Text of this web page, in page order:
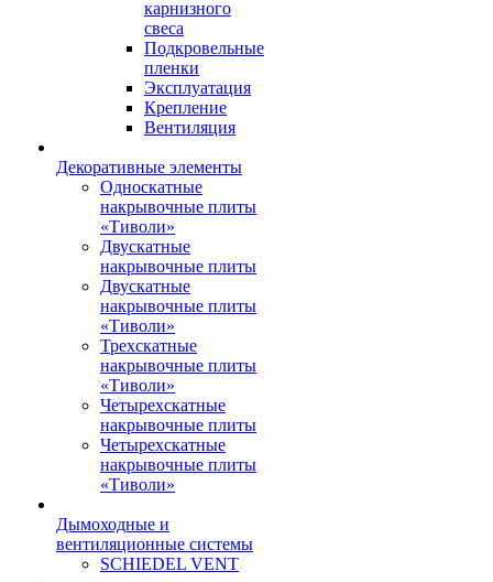
карнизного
свеса
Подкровельные
пленки
Эксплуатация
Крепление
Вентиляция
Декоративные элементы
Односкатные
накрывочные плиты
«Тиволи»
Двускатные
накрывочные плиты
Двускатные
накрывочные плиты
«Тиволи»
Трехскатные
накрывочные плиты
«Тиволи»
Четырехскатные
накрывочные плиты
Четырехскатные
накрывочные плиты
«Тиволи»
Дымоходные и
вентиляционные системы
SCHIEDEL VENT